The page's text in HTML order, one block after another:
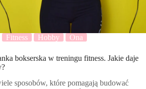
Fitness Hobby Ona
bokserska w treningu fitness. Jakie daje
sposobów, które pomagają budować